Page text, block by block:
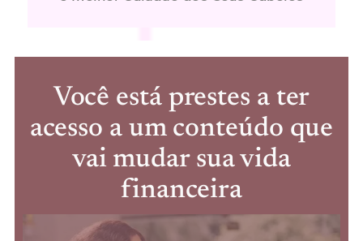
Você está prestes a ter
acesso a um conteúdo que
vai mudar sua vida
financeira